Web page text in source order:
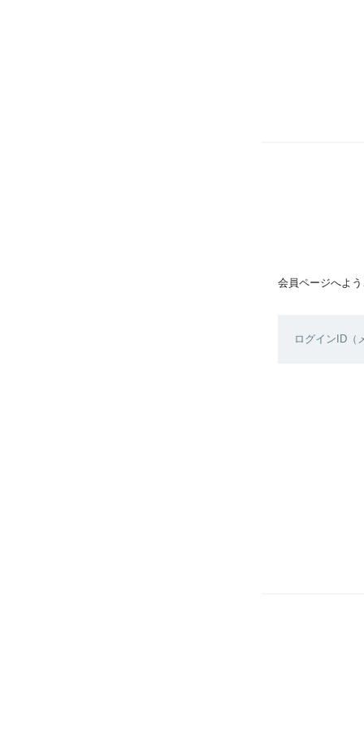
会員ページへよ
ログインID（